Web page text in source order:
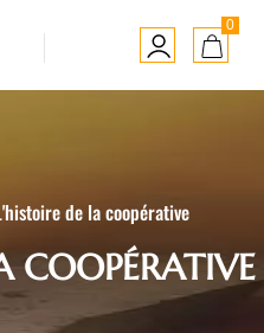
0
de la coopérative
COOPÉRATIVE